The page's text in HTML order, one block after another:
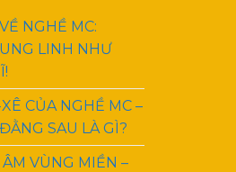
NGHỀ MC:
LINH NHƯ
CỦA NGHỀ MC –
SAU LÀ GÌ?
VÙNG MIỀN –